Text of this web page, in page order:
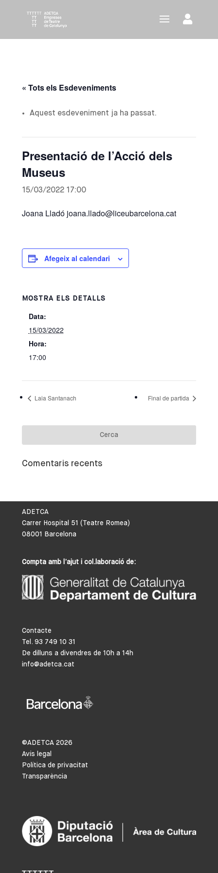
« Tots els Esdeveniments
Aquest esdeveniment ja ha passat.
Presentació de l’Acció dels
Museus
15/03/2022 17:00
Joana Lladó joana.llado@liceubarcelona.cat
Afegeix al calendari
MOSTRA ELS DETALLS
Data:
15/03/2022
Hora:
17:00
Laia Santanach Final de partida
Comentaris recents
ADETCA
Carrer Hospital 51 (Teatre Romea)
08001 Barcelona
Compta amb l’ajut i col.laboració de:
Contacte
Tel. 93 749 10 31
De dilluns a divendres de 10h a 14h
info@adetca.cat
©ADETCA 2026
Avís legal
Política de privacitat
Transparència